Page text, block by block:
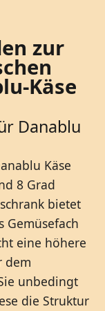
zur
Käse
Danablu
Käse
8 Grad
bietet
Gemüsefach
eine höhere
dem
unbedingt
die Struktur